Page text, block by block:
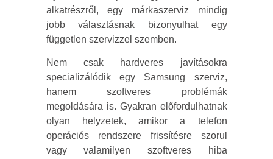
alkatrészről, egy márkaszerviz mindig
jobb választásnak bizonyulhat egy
független szervizzel szemben.
Nem csak hardveres javításokra
specializálódik egy Samsung szerviz,
hanem szoftveres problémák
megoldására is. Gyakran előfordulhatnak
olyan helyzetek, amikor a telefon
operációs rendszere frissítésre szorul
vagy valamilyen szoftveres hiba